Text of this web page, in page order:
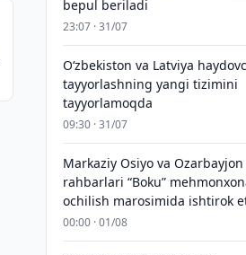
bepul beriladi
23:07 · 31/07
Oʻzbekiston va Latviya
tayyorlashning yangi tizimini
tayyorlamoqda
09:30 · 31/07
Markaziy Osiyo va
rahbarlari “Boku”
ochilish marosimida ishtirok
00:00 · 01/08